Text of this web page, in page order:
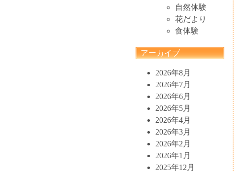
自然体験
花だより
食体験
アーカイブ
2026年8月
2026年7月
2026年6月
2026年5月
2026年4月
2026年3月
2026年2月
2026年1月
2025年12月